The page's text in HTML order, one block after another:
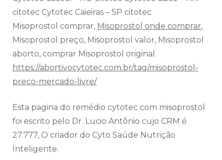
citotec Cytotec Caieiras – SP citotec
Misoprostol comprar, Misoprostol onde comprar,
Misoprostol preço, Misoprostol valor, Misoprostol
aborto, comprar Misoprostol original.
https://abortivocytotec.com.br/tag/misoprostol-
preco-mercado-livre/
Esta pagina do remédio cytotec com misoprostol
foi escrito pelo Dr. Lucio Antônio cujo CRM é
27.777, O criador do Cyto Saúde Nutrição
Inteligente.